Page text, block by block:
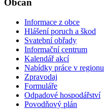
Občan
Informace z obce
Hlášení poruch a škod
Svatební obřady
Informační centrum
Kalendář akcí
Nabídky práce v regionu
Zpravodaj
Formuláře
Odpadové hospodářství
Povodňový plán